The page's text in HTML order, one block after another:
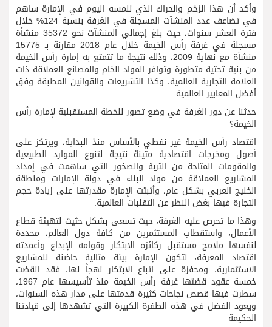
وأكد أن هذا الزخم والحراك الذي نلمسه اليوم في الإمارة ساهم
في تضاعف عدد المنشآت المسجلة في الغرفة بنسبة 124% خلال
فترة العشر سنوات، حيث بلغ إجمالي المنشآت نحو 35372 منشأة
مسجلة في غرفة رأس الخيمة خلال عام 2018 مقارنة بـ 15775
منشأة مع نهاية 2009، وذلك نتيجة ما تتمتع به إمارة رأس الخيمة
من بنية تحتية متطورة وتوافر المواد الخام والمصانع العملاقة ذات
العلامة التجارية العالمية، وكذا التشريعات والقوانين المطبقة وفق
أفضل المعايير العالمية.
حدثنا عن دور الغرفة في وضع تصور للخطة المستقبلية لإمارة رأس
الخيمة؟
اقتصاد رأس الخيمة غير نفطي بالأساس منذ البداية، ويرتكز على
أصول ومخرجات اقتصادية متينة نتيجة لتنوع الموارد الطبيعية
والمقومات المتاحة من التربة والصخور التي ساهمت في إمداد
المشاريع العملاقة من مواد البناء في دولة الإمارات ومنطقة
الخليج العربي بشكل عام، وأثبتت الإمارة مقدرتها على زيادة حجم
التجارة فيها بغض النظر عن التقلبات العالمية.
وهذا ما تحرص عليه الغرفة، حيث تسعى بشكل حثيث لتهيئة قطاع
الأعمال، واستقطاب المستثمرين من كافة دول العالم، محددة
لنفسها ملامح مستقبل ركائزه الابتكار وقوامه الإبداع وأعمدته
اقتصاد المعرفة، لتكون الإمارة بيئة مثالية حاضنة للمشاريع
الاستثمارية، ومحفزة على اتباع الابتكار نهجاً لها، فقد انقضت
خمسة عقود قضتها غرفة رأس الخيمة منذ تأسيسها عام 1967،
سطرت فيها قصص نجاحات كثيرة قدمتها على مدار هذه السنوات،
ويعود الفضل في هذه الطفرة الكبيرة التي تشهدها إلى قيادتنا
الحكيمة